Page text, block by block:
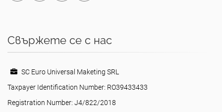
Свържете се с нас
SC Euro Universal Maketing SRL
Taxpayer Identification Number: RO39433433
Registration Number: J4/822/2018